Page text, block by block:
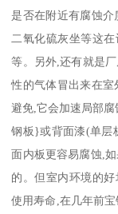
是否在附近有腐蚀介
二氧化硫灰坐等这
等。另外,还有就是
性的气体冒出来在
避免,它会加速局部
钢板}或背面漆(单层
面内板更容易腐蚀,
的。但室内环境的
使用寿命,在几年前